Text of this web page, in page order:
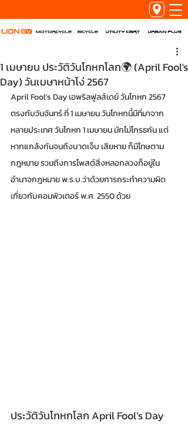
Motorcycle Bicycle Utility Cart URBAN PLUS
1 เมษายน ประวัติวันโกหกโลก🌍 (April Fool's
Day) วันเมษาหน้าโง่ 2567
April Fool's Day เอพริลฟูลส์เดย์ วันโกหก 2567
ตรงกับวันจันทร์ ที่ 1 เมษายน วันโกหกนี้มีที่มาจาก
หลายประเทศ วันโกหก 1 เมษายน มักไม่โกรธกัน แต่
หากแกล้งกันจนถึงบาดเจ็บ เสียหาย ก็มีโทษตาม
กฎหมาย รวมถึงการโพสต์สิ่งหลอกลวงก็อยู่ใน
อำนาจกฎหมาย พ.ร.บ.ว่าด้วยการกระทำความผิด
เกี่ยวกับคอมพิวเตอร์ พ.ศ. 2550 ด้วย
ประวัติวันโกหกโลก April Fool’s Day